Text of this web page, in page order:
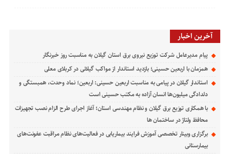
آخرین اخبار
پیام مدیرعامل شركت توزیع نیروی برق استان گیلان به مناسبت روز خبرنگار ‌
همزمان با اربعین حسینی؛ بازدید استاندار از مواکب گیلانی در کربلای معلی
استاندار گیلان در پیامی به مناسبت اربعین حسینی: اربعین؛ نماد وحدت، همبستگی و
دلدادگی میلیون‌ها انسان آزاده به مکتب حسینی است
با همکاری توزیع برق گیلان و نظام مهندسی استان؛ آغاز اجرای طرح الزام نصب تجهیزات
محافظ ولتاژ در ساختمان ها
برگزاری وبینار تخصصی آموزش فرایند بیماریابی در فعالیت‌های نظام مراقبت عفونت‌های
بیمارستانی